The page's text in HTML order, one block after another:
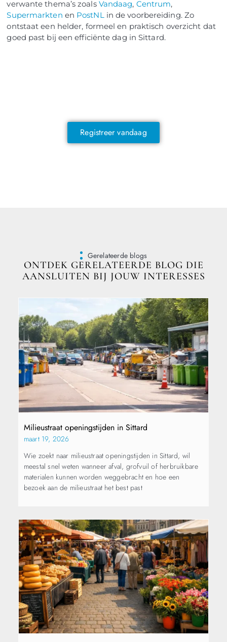
verwante thema’s zoals Vandaag, Centrum,
Supermarkten en PostNLin de voorbereiding. Zo
ontstaat een helder, formeel en praktisch overzicht dat
goed past bij een efficiënte dag in Sittard.
Registreer vandaag
Gerelateerde blogs
ONTDEK GERELATEERDE BLOG DIE
AANSLUITEN BIJ JOUW INTERESSES
Milieustraat openingstijden in Sittard
maart 19, 2026
Wie zoekt naar milieustraat openingstijden in Sittard, wil
meestal snel weten wanneer afval, grofvuil of herbruikbare
materialen kunnen worden weggebracht en hoe een
bezoek aan de milieustraat het best past